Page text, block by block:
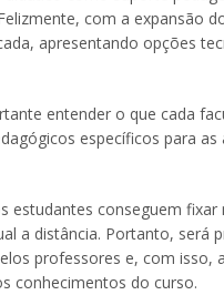
com a expansão
apresentando opções
entender o que cada
específicos para
conseguem
a distância. Portanto, será
professores e, com isso,
conhecimentos do curso.